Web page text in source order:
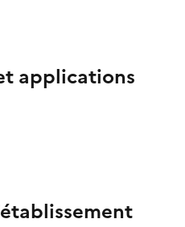
applications